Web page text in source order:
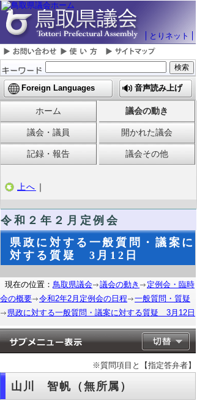
とりネット
Foreign Languages 音声読み上げ
ホーム 議会の動き
議会・議員 開かれた議会
記録・報告 議会その他
上へ ｜
令和２年２月定例会
県政に対する一般質問・議案に
対する質疑 3月12日
現在の位置： 鳥取県議会 議会の動き
定例会・臨時
会の概要
令和2年2月定例会の日程
一般質問・質疑
県政に対する一般質問・議案に対する質疑 3月12日
※質問項目と【指定答弁者】
山川 智帆（無所属）